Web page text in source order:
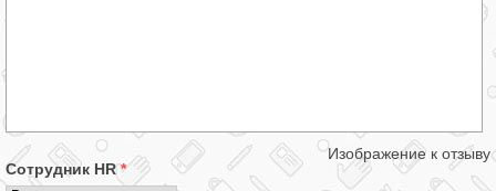
Изображение к отзыву
Сотрудник HR*